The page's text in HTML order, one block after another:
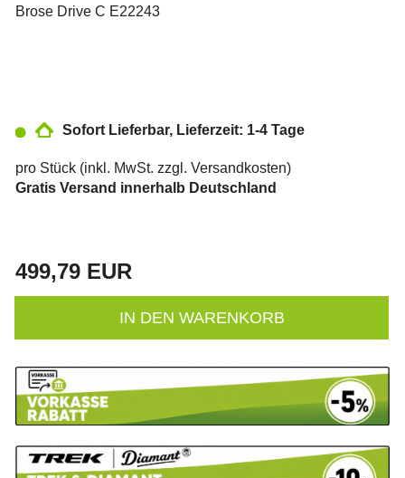
Brose Drive C E22243
Sofort Lieferbar, Lieferzeit: 1-4 Tage
pro Stück (inkl. MwSt. zzgl. Versandkosten)
Gratis Versand innerhalb Deutschland
499,79 EUR
IN DEN WARENKORB